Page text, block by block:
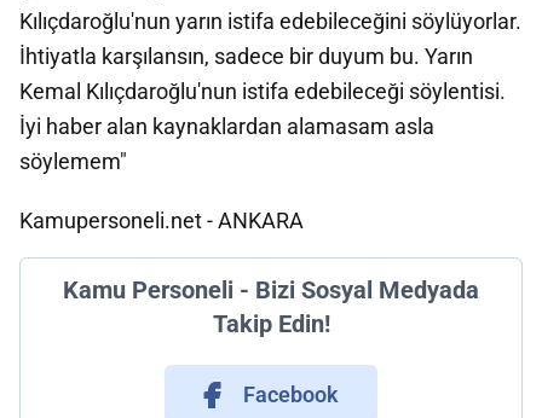
Kılıçdaroğlu'nun yarın istifa edebileceğini söylüyorlar.
İhtiyatla karşılansın, sadece bir duyum bu. Yarın
Kemal Kılıçdaroğlu'nun istifa edebileceği söylentisi.
İyi haber alan kaynaklardan alamasam asla
söylemem"
Kamupersoneli.net - ANKARA
Kamu Personeli - Bizi Sosyal Medyada
Takip Edin!
Facebook